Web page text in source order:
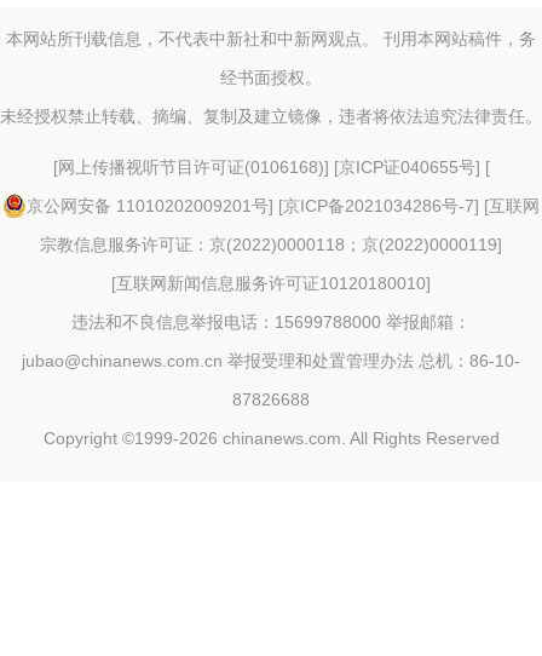
本网站所刊载信息，不代表中新社和中新网观点。 刊用本网站稿件，务
经书面授权。
未经授权禁止转载、摘编、复制及建立镜像，违者将依法追究法律责任。
[网上传播视听节目许可证(0106168)] [京ICP证040655号] [
京公网安备 11010202009201号] [京ICP备2021034286号-7] [互联网
宗教信息服务许可证：京(2022)0000118；京(2022)0000119]
[互联网新闻信息服务许可证10120180010]
违法和不良信息举报电话：15699788000 举报邮箱：
jubao@chinanews.com.cn 举报受理和处置管理办法 总机：86-10-
87826688
Copyright ©1999-2026 chinanews.com. All Rights Reserved